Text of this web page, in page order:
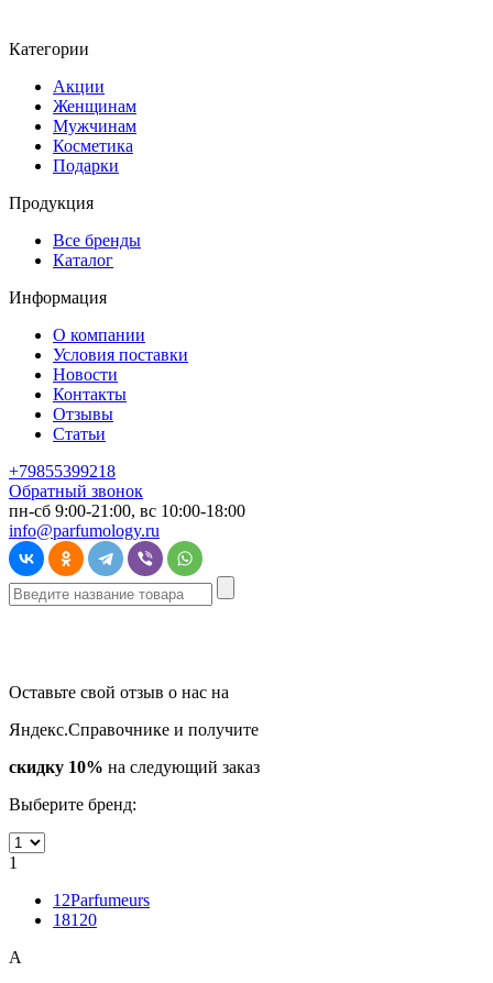
Категории
Акции
Женщинам
Мужчинам
Косметика
Подарки
Продукция
Все бренды
Каталог
Информация
О компании
Условия поставки
Новости
Контакты
Отзывы
Статьи
+79855399218
Обратный звонок
пн-сб 9:00-21:00, вс 10:00-18:00
info@parfumology.ru
Оставьте свой отзыв о нас на
Яндекс.Справочнике и получите
скидку 10% на следующий заказ
Выберите бренд:
1
12Parfumeurs
18120
A